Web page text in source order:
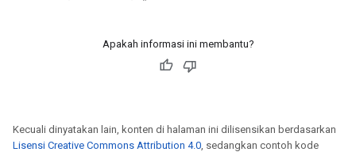
Apakah informasi ini membantu?
Kecuali dinyatakan lain, konten di halaman ini dilisensikan berdasarkan
Lisensi Creative Commons Attribution 4.0, sedangkan contoh kode